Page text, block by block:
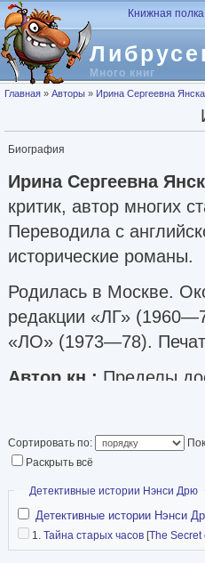
Перейти к основному содержанию
Много книг
Книжная полка
Вы здесь
Главная » Авторы » Ирина Сергеевна
Биография
Ирина Сергеевна
критик, автор многих
Переводила с
исторические романы.
Родилась в Москве.
редакции «ЛГ»
«ЛО» (1973—78).
Автор кн.: Пределы
прозу с англ. яз. (П.
Член СЖ СССР, СП
Сортировать по:
Раскрыть всё
Скрыть
Детективные истории Нэнси Дрю
Детективные истории Нэнси
1. Тайна старых часов [The Secret